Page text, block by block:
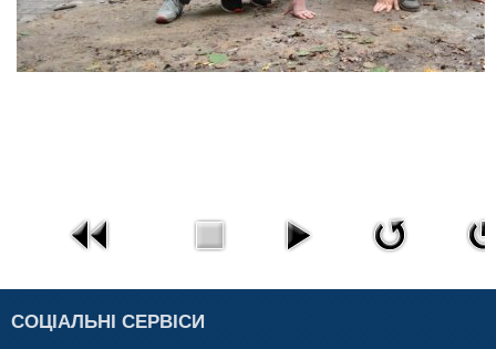
СОЦІАЛЬНІ СЕРВІСИ